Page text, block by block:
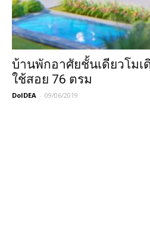
บ้านพักอาศัยชั้นเดียวโม
ใช้สอย 76 ตรม
DoIDEA - 09/06/2019